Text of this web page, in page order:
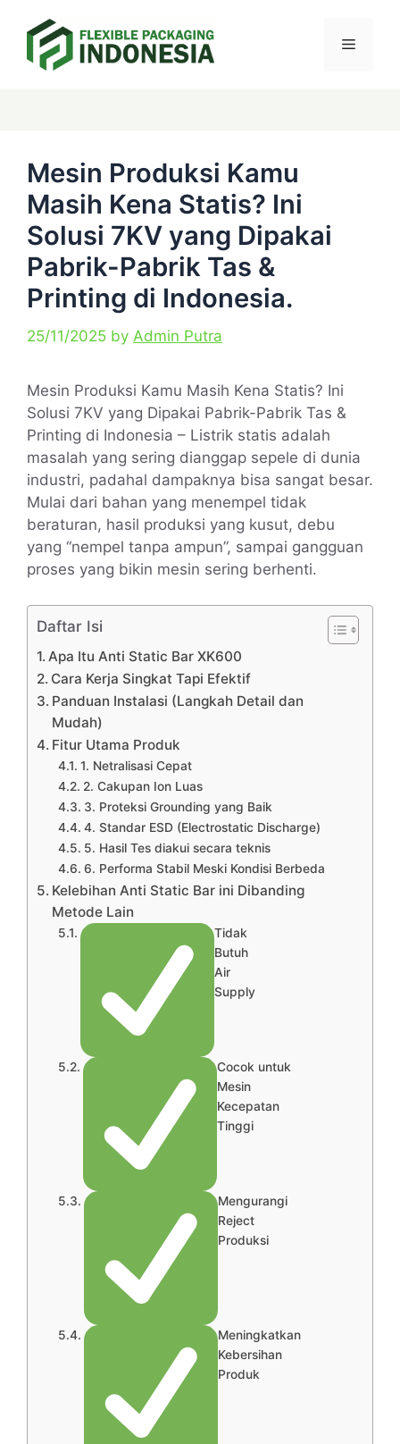
content
Mesin Produksi Kamu
Masih Kena Statis? Ini
Solusi 7KV yang Dipakai
Pabrik-Pabrik Tas &
Printing di Indonesia.
25/11/2025 by Admin Putra
Mesin Produksi Kamu Masih Kena Statis? Ini
Solusi 7KV yang Dipakai Pabrik-Pabrik Tas &
Printing di Indonesia – Listrik statis adalah
masalah yang sering dianggap sepele di dunia
industri, padahal dampaknya bisa sangat besar.
Mulai dari bahan yang menempel tidak
beraturan, hasil produksi yang kusut, debu
yang “nempel tanpa ampun”, sampai gangguan
proses yang bikin mesin sering berhenti.
Daftar Isi
Apa Itu Anti Static Bar XK600
Cara Kerja Singkat Tapi Efektif
Panduan Instalasi (Langkah Detail dan
Mudah)
Fitur Utama Produk
1. Netralisasi Cepat
2. Cakupan Ion Luas
3. Proteksi Grounding yang Baik
4. Standar ESD (Electrostatic Discharge)
5. Hasil Tes diakui secara teknis
6. Performa Stabil Meski Kondisi Berbeda
Kelebihan Anti Static Bar ini Dibanding
Metode Lain
Tidak
Butuh
Air
Supply
Cocok untuk
Mesin
Kecepatan
Tinggi
Mengurangi
Reject
Produksi
Meningkatkan
Kebersihan
Produk